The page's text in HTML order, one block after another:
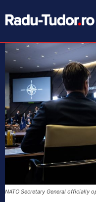
NATO Secretary General officially